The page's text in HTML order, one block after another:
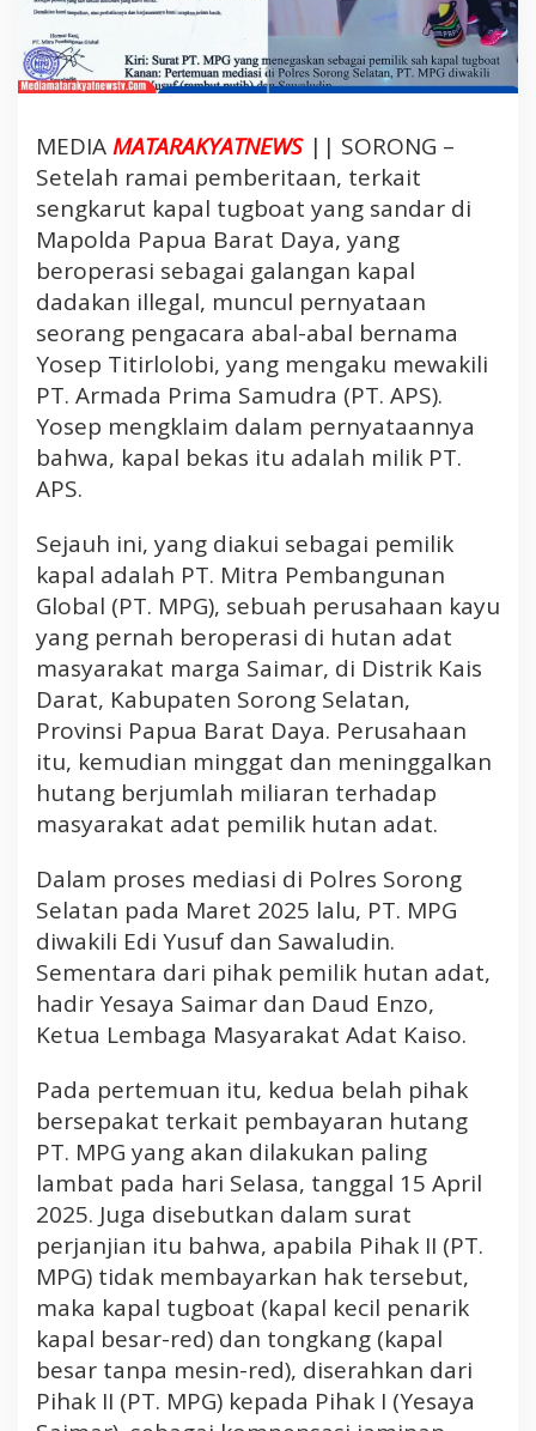
g
o
a
d
o
r
o
n
g
e
t
M
u
c
u
l
P
e
u
s
a
a
a
n
i
l
u
a
n
M
e
n
g
a
k
u
m
i
MEDIAMATARAKYATNEWS|| SORONG –
Setelah ramai pemberitaan, terkait
sengkarut kapal tugboat yang sandar di
Mapolda Papua Barat Daya, yang
beroperasi sebagai galangan kapal
dadakan illegal, muncul pernyataan
seorang pengacara abal-abal bernama
Yosep Titirlolobi, yang mengaku mewakili
PT. Armada Prima Samudra (PT. APS).
Yosep mengklaim dalam pernyataannya
bahwa, kapal bekas itu adalah milik PT.
APS.
Sejauh ini, yang diakui sebagai pemilik
kapal adalah PT. Mitra Pembangunan
Global (PT. MPG), sebuah perusahaan kayu
yang pernah beroperasi di hutan adat
masyarakat marga Saimar, di Distrik Kais
Darat, Kabupaten Sorong Selatan,
Provinsi Papua Barat Daya. Perusahaan
itu, kemudian minggat dan meninggalkan
hutang berjumlah miliaran terhadap
masyarakat adat pemilik hutan adat.
Dalam proses mediasi di Polres Sorong
Selatan pada Maret 2025 lalu, PT. MPG
diwakili Edi Yusuf dan Sawaludin.
Sementara dari pihak pemilik hutan adat,
hadir Yesaya Saimar dan Daud Enzo,
Ketua Lembaga Masyarakat Adat Kaiso.
Pada pertemuan itu, kedua belah pihak
bersepakat terkait pembayaran hutang
PT. MPG yang akan dilakukan paling
lambat pada hari Selasa, tanggal 15 April
2025. Juga disebutkan dalam surat
perjanjian itu bahwa, apabila Pihak II (PT.
MPG) tidak membayarkan hak tersebut,
maka kapal tugboat (kapal kecil penarik
kapal besar-red) dan tongkang (kapal
besar tanpa mesin-red), diserahkan dari
Pihak II (PT. MPG) kepada Pihak I (Yesaya